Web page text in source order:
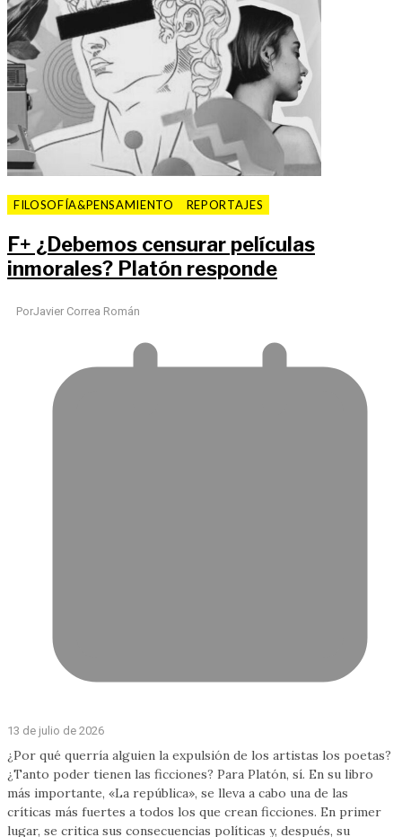
FILOSOFÍA&PENSAMIENTO REPORTAJES
F+ ¿Debemos censurar películas
inmorales? Platón responde
PorJavier Correa Román
13 de julio de 2026
¿Por qué querría alguien la expulsión de los artistas los poetas?
¿Tanto poder tienen las ficciones? Para Platón, sí. En su libro
más importante, «La república», se lleva a cabo una de las
críticas más fuertes a todos los que crean ficciones. En primer
lugar, se critica sus consecuencias políticas y, después, su